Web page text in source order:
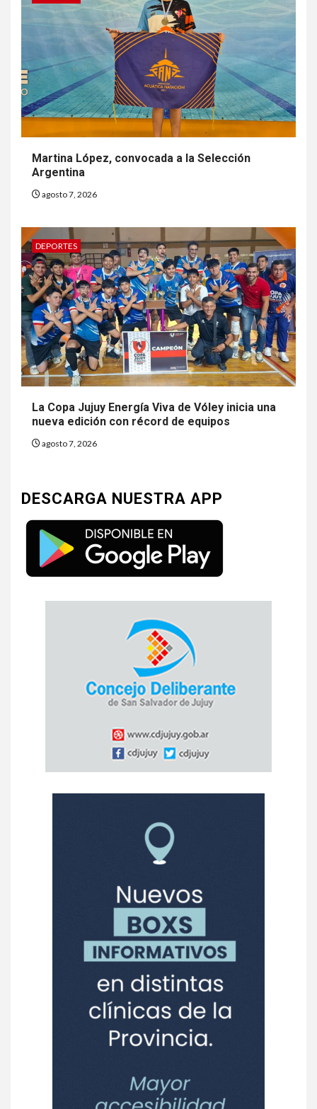
Martina López, convocada a la Selección
Argentina
agosto 7, 2026
DEPORTES
La Copa Jujuy Energía Viva de Vóley inicia una
nueva edición con récord de equipos
agosto 7, 2026
DESCARGA NUESTRA APP